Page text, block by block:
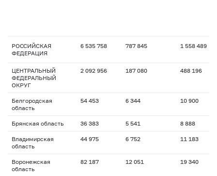
РОССИЙСКАЯ
ФЕДЕРАЦИЯ
6 535 758 787 845 1 558 489
ЦЕНТРАЛЬНЫЙ
ФЕДЕРАЛЬНЫЙ
ОКРУГ
2 092 956 187 080 488 196
Белгородская
область
54 453 6 344 10 900
Брянская область 36 383 5 541 8 888
Владимирская
область
44 975 6 752 11 183
Воронежская
область
82 187 12 051 19 340